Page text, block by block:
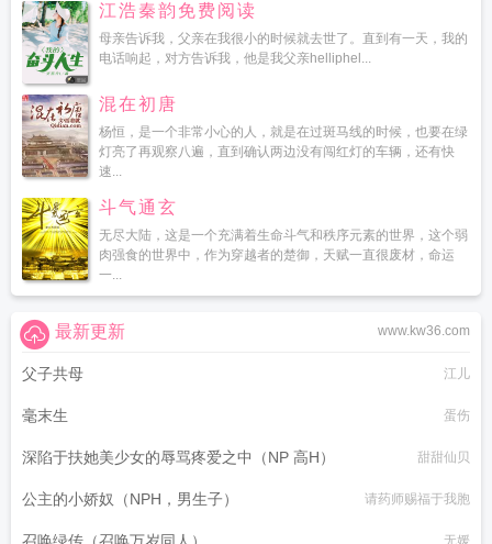
江浩秦韵免费阅读
母亲告诉我，父亲在我很小的时候就去世了。直到有一天，我的
电话响起，对方告诉我，他是我父亲helliphel...
混在初唐
杨恒，是一个非常小心的人，就是在过斑马线的时候，也要在绿
灯亮了再观察八遍，直到确认两边没有闯红灯的车辆，还有快
速...
斗气通玄
无尽大陆，这是一个充满着生命斗气和秩序元素的世界，这个弱
肉强食的世界中，作为穿越者的楚御，天赋一直很废材，命运
一...
www.kw36.com
最新更新
父子共母 江儿
毫末生 蛋伤
深陷于扶她美少女的辱骂疼爱之中（NP 高H） 甜甜仙贝
公主的小娇奴（NPH，男生子） 请药师赐福于我胞
无媛